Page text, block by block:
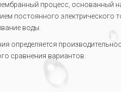
процесс, основанный
постоянного электрического
воды.
определяется
сравнения вариантов.